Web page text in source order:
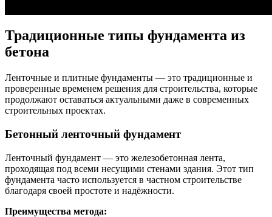
Традиционные типы фундамента из
бетона
Ленточные и плитные фундаменты — это традиционные и
проверенные временем решения для строительства, которые
продолжают оставаться актуальными даже в современных
строительных проектах.
Бетонный ленточный фундамент
Ленточный фундамент — это железобетонная лента,
проходящая под всеми несущими стенами здания. Этот тип
фундамента часто используется в частном строительстве
благодаря своей простоте и надёжности.
Преимущества метода: